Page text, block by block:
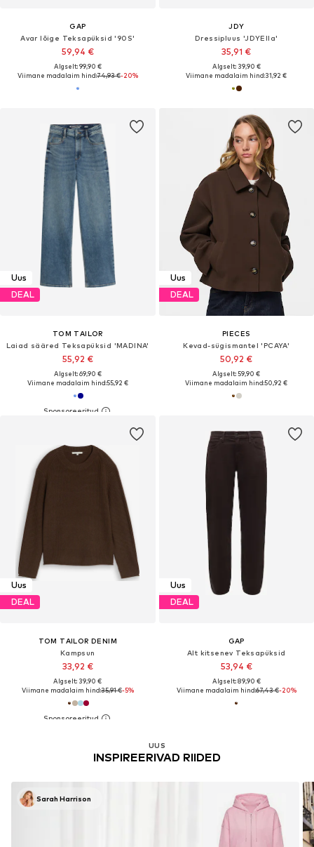
GAP
Avar lõige Teksapüksid '90S'
59,94 €
Algselt: 99,90 €
Viimane madalaim hind:74,93 €-20%
JDY
Dressipluus 'JDYElla'
35,91 €
Algselt: 39,90 €
Viimane madalaim hind:31,92 €
Uus
DEAL
TOM TAILOR
Laiad sääred Teksapüksid 'MADINA'
55,92 €
Algselt: 69,90 €
Viimane madalaim hind:55,92 €
Uus
DEAL
PIECES
Kevad-sügismantel 'PCAYA'
50,92 €
Algselt: 59,90 €
Viimane madalaim hind:50,92 €
Uus
DEAL
TOM TAILOR DENIM
Kampsun
33,92 €
Algselt: 39,90 €
Viimane madalaim hind:35,91 €-5%
Uus
DEAL
GAP
Alt kitsenev Teksapüksid
53,94 €
Algselt: 89,90 €
Viimane madalaim hind:67,43 €-20%
UUS
INSPIREERIVAD RIIDED
Sarah Harrison